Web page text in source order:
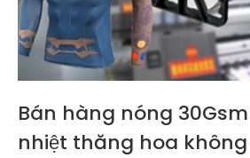
Bán hàng nóng
nhiệt thăng hoa